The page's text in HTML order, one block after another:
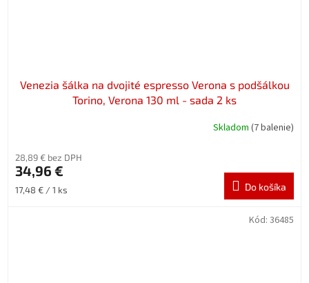
Venezia šálka na dvojité espresso Verona s podšálkou
Torino, Verona 130 ml - sada 2 ks
Skladom (7 balenie)
28,89 € bez DPH
34,96 €
Jednotková
17,48 € / 1 ks Do košíka
Kód: 36485